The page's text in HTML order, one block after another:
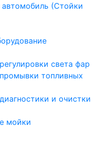
(Стойки
света фар
топливных
и очистки
мойки